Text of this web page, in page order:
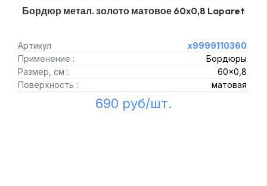
Бордюр метал. золото матовое 60x0,8 Laparet
Артикул
х9999110360
Применение :
Бордюры
Размер, см :
60x0,8
Поверхность :
матовая
690 руб/шт.